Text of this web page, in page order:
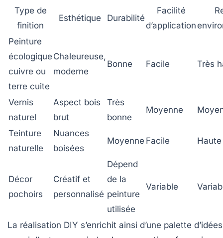
Type de
finition
Esthétique Durabilité
Facilité
d’application
Peinture
écologique
cuivre ou
terre cuite
Chaleureuse,
moderne
Bonne Facile Très
Vernis
naturel
Aspect bois
brut
Très
bonne
Moyenne
Teinture
naturelle
Nuances
boisées
Moyenne Facile Haute
Décor
pochoirs
Créatif et
personnalisé
Dépend
de la
peinture
utilisée
Variable
La réalisation DIY s’enrichit ainsi d’une palette